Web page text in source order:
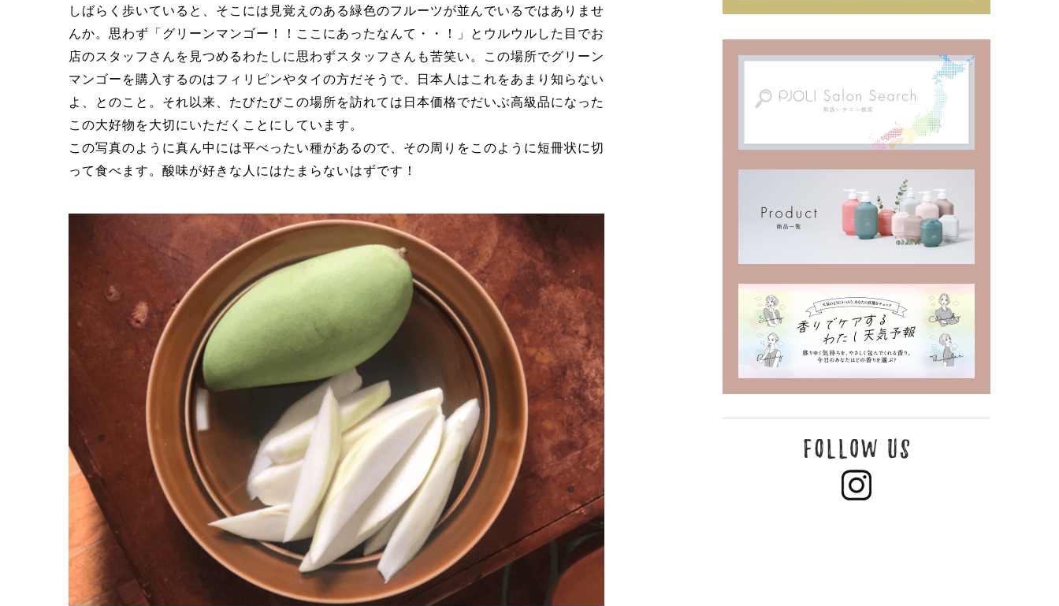
しばらく歩いていると、そこには見覚えのある緑色のフルーツが並んでいるではありませ
んか。思わず「グリーンマンゴー！！ここにあったなんて・・！」とウルウルした目でお
店のスタッフさんを見つめるわたしに思わずスタッフさんも苦笑い。この場所でグリーン
マンゴーを購入するのはフィリピンやタイの方だそうで、日本人はこれをあまり知らない
よ、とのこと。それ以来、たびたびこの場所を訪れては日本価格でだいぶ高級品になった
この大好物を大切にいただくことにしています。
この写真のように真ん中には平べったい種があるので、その周りをこのように短冊状に切
って食べます。酸味が好きな人にはたまらないはずです！